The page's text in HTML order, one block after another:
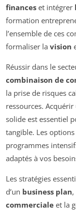
finances et intégrer
formation
l’ensemble de ces
formaliser la vision
Réussir dans le
combinaison de
la prise de risques
ressources. Acquérir
solide est essentiel
tangible. Les
programmes
adaptés à vos
Les stratégies
d’un business plan
commerciale et la